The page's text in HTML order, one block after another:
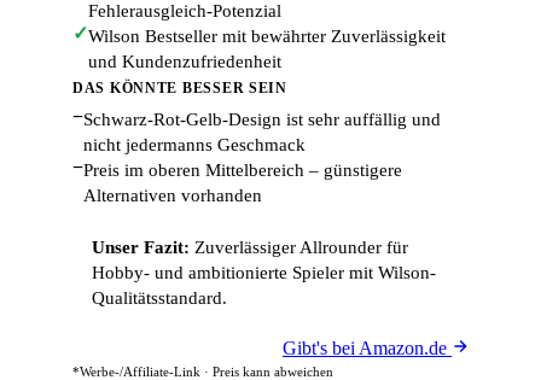
Fehlerausgleich-Potenzial
✓Wilson Bestseller mit bewährter Zuverlässigkeit
und Kundenzufriedenheit
DAS KÖNNTE BESSER SEIN
−Schwarz-Rot-Gelb-Design ist sehr auffällig und
nicht jedermanns Geschmack
−Preis im oberen Mittelbereich – günstigere
Alternativen vorhanden
Unser Fazit: Zuverlässiger Allrounder für
Hobby- und ambitionierte Spieler mit Wilson-
Qualitätsstandard.
Gibt's bei Amazon.de
*Werbe-/Affiliate-Link · Preis kann abweichen